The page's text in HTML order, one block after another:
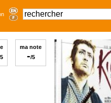
ma note
-/5